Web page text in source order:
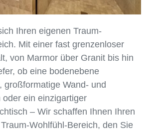
Ihren eigenen Traum-
Mit einer fast grenzenloser
von Marmor über Granit bis hin
ob eine bodenebene
großformatige Wand- und
oder ein einzigartiger
– Wir schaffen Ihnen Ihren
Wohlfühl-Bereich, den Sie